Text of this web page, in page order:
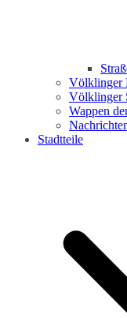
Völklinger
Völklinger
Wappen
Stadtteile